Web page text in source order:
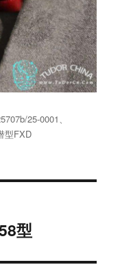
25-0001
型FXD
型